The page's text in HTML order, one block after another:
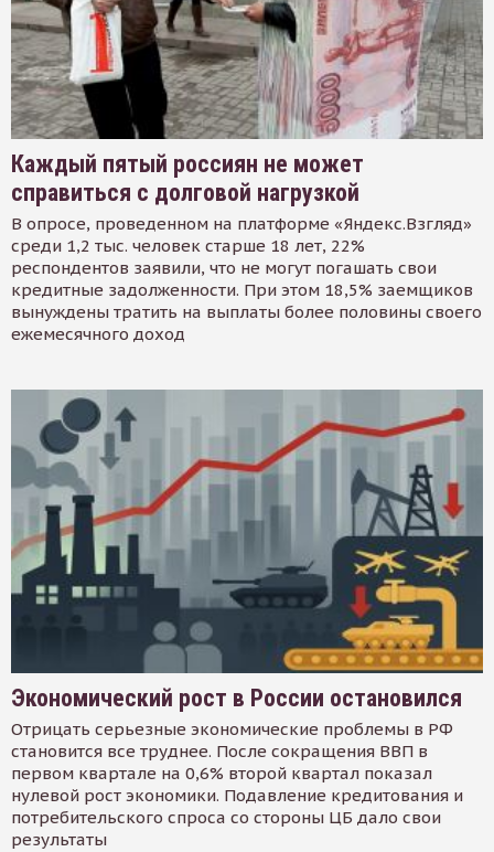
Каждый пятый россиян не может
справиться с долговой нагрузкой
В опросе, проведенном на платформе «Яндекс.Взгляд»
среди 1,2 тыс. человек старше 18 лет, 22%
респондентов заявили, что не могут погашать свои
кредитные задолженности. При этом 18,5% заемщиков
вынуждены тратить на выплаты более половины своего
ежемесячного доход
Экономический рост в России остановился
Отрицать серьезные экономические проблемы в РФ
становится все труднее. После сокращения ВВП в
первом квартале на 0,6% второй квартал показал
нулевой рост экономики. Подавление кредитования и
потребительского спроса со стороны ЦБ дало свои
результаты